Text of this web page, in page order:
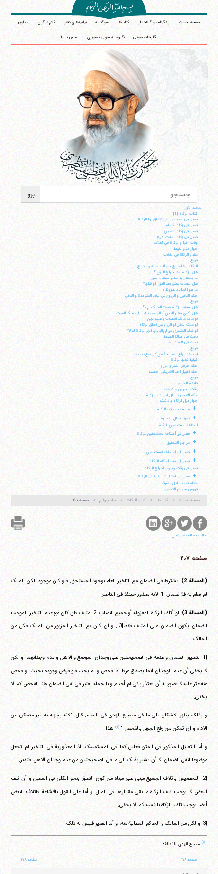
صفحه نخست زندگینامه و گاهشمار کتاب‌ها سوگنامه بیانیه‌های دفتر کلام دیگران تصاویر
نگارخانه صوتی نگارخانه صوتی تصویری تماس با ما
المجلد الاول
کتاب الزکاة |1|
فصل فی الاجناس التی تتعلق بها الزکاة
فصل فی زکاة الانعام
فصل فی زکاة النقدین
فصل فی زکاة الغلات الاربع
وقت اخراج الزکاة فی الغلات
جواز دفع القیمة
مقدار الزکاة فی الغلات
فروع
الزکاة بعد اخراج حق المقاسمة و الخراج
هل الزکاة بعد اخراج المؤن ؟
ما یستدل به لعدم استثناء المؤن
هل النصاب یعتبر بعد المؤن او قبلها؟
ما هو ا لمراد بالمؤونة ؟
حکم النخیل و الزروع فی البلاد المتباعدة و النخل ا
فروع
هل تسقط الزکاة بموت المالک ام لا؟
هل یکون مقدار الدین أو الوصیة باقیا علی ملک المیت
لو مات مالک النصاب و علیه دین
لو ملک النخل او الزرع قبل تعلق الزکاة
لو شک المشتری فی ان البایع، ادی الزکاة ام لا؟
بحث فی اصالة الصحة
بحث فی قاعدة الید
فروع
لو تعدد انواع التمر اخذ من کل نوع بحصته
کیفیة تعلق الزکاة
حکم خرص الثمر و الزرع
حکم تقبیل احد الشریکین حصته
فروع
فائدة الخرص
وقت الخرص و کیفیته
حکم الاتجار بالمال قبل اداء الزکاة
جواز عزل الزکاة و فائدته
+ ما یستجب فیه الزکاة
+
تعریف مال التجارة
اصناف المستحقین للزکاة
+ فصل فی أصناف المستحقین للزکاة
+ مراجع التحقیق
+ فصل فی أوصاف المستحقین
+
فصل فی بقیة أحکام الزکاة
فصل فی وقت وجوب اخراج الزکاة
+
فصل فی اعتبار نیة القربة فی الزکاة
ختام فیه مسائل متفرقة
فهرس مصادر التحقیق
صفحه نخست
کتاب‌ها کتاب الزکات جلد چهارم صفحه ۲۰۷
حالت مطالعه غیر فعال
صفحه ۲۰۷
(المسالة 2):
یشترط فی الضمان مع التاخیر العلم بوجود المستحق. فلو کان موجودا لکن المالک
لم یعلم به فلا ضمان |1| لانه معذور حینئذ فی التاخیر.
(المسالة 3):
لو أتلف الزکاة المعزولة أو جمیع النصاب |2| متلف فان کان مع عدم التاخیر الموجب
للضمان یکون الضمان علی المتلف فقط|3|. و ان کان مع التاخیر المزبور من المالک فکل من
المالک
|1| لتعلیق الضمان و عدمه فی الصحیحتین علی وجدان الموضع و الاهل و عدم وجدانهما. و لکن
لا یخفی أن عدم الوجدان انما یصدق عرفا اذا فحص و لم یجد، فلو فرض وجوده بحیث لو فحص
عنه عثر علیه لا یصح له أن یعتذر بانی لم أجده. و بالجملة یعتبر فی نفی الضمان هنا الفحص کما لا
یخفی.
و بذلک یظهر الاشکال علی ما فی مصباح الهدی فی المقام. قال: "لانه بجهله به غیر متمکن من
الاداء و ان تمکن من رفع الجهل بالفحص."(۱) هذا.
و أما التعلیل المذکور فی المتن فعلیل کما فی المستمسک، اذ المعذوریة فی التاخیر لم تجعل
موضوعا لنفی الضمان الا أن یشیر بذلک الی ما فی الصحیحتین من عدم وجدان الاهل، فتدبر.
|2| التخصیص باتلاف الجمیع مبنی علی مبناه من کون التعلق بنحو الکلی فی المعین و أن تلف
البعض لا یوجب تلف الزکاة ما بقی مقدارها فی المال. و أما علی القول بالاشاعة فاتلاف البعض
أیضا یوجب تلف الزکاة بالنسبة کما لا یخفی.
|3| و لکل من المالک و الحاکم المطالبة منه، و أما الفقیر فلیس له ذلک .
(۱) مصباح الهدی ‏350/10.
صفحه ۲۰۶ صفحه ۲۰۸
وب سایت رسمی آیت‌الله منتظری